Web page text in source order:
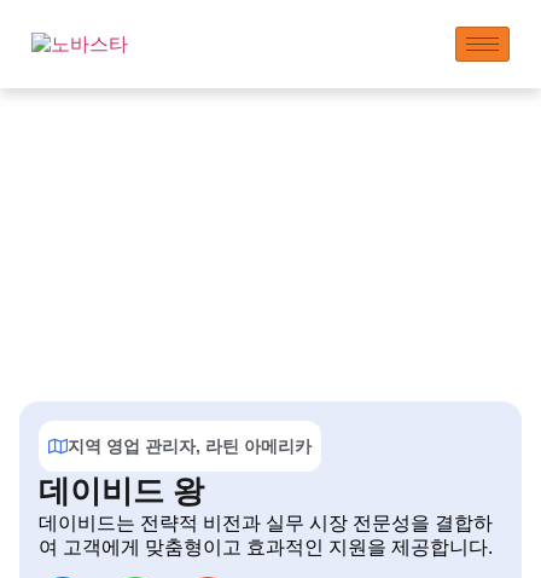
지역 영업 관리자, 라틴 아메리카
데이비드 왕
데이비드는 전략적 비전과 실무 시장 전문성을 결합하
여 고객에게 맞춤형이고 효과적인 지원을 제공합니다.